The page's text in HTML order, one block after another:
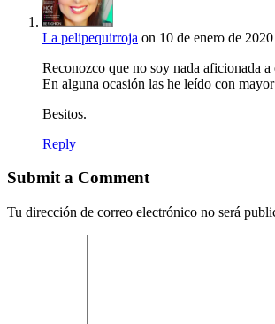
La pelipequirroja on 10 de enero de
Reconozco que no soy nada aficionada
En alguna ocasión las he leído con
Besitos.
Reply
Submit a Comment
Tu dirección de correo electrónico no será